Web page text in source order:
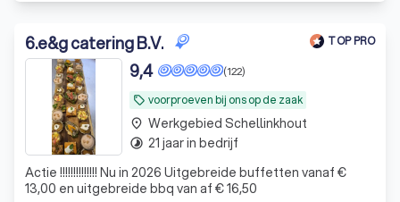
6.e&g catering B.V. TOP PRO
local_offer voorproeven bij ons op de zaak
(122)
9,4
Actie !!!!!!!!!!!!!! Nu in 2026 Uitgebreide buffetten vanaf €
13,00 en uitgebreide bbq van af € 16,50
place Werkgebied Schellinkhout
timelapse 21 jaar in bedrijf